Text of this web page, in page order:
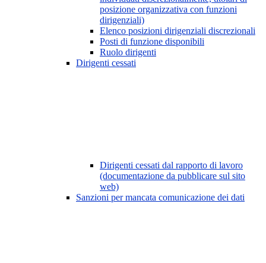
posizione organizzativa con funzioni
dirigenziali)
Elenco posizioni dirigenziali discrezionali
Posti di funzione disponibili
Ruolo dirigenti
Dirigenti cessati
Dirigenti cessati dal rapporto di lavoro
(documentazione da pubblicare sul sito
web)
Sanzioni per mancata comunicazione dei dati